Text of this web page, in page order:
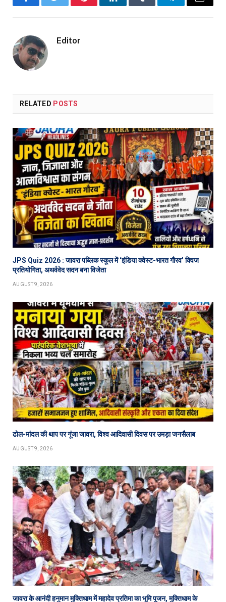
FacebookTwitter PinterestLinkedInTumblr TelegramEmail
Editor
RELATED POSTS
JPS Quiz 2026 : जावरा पब्लिक स्कूल में ‘इंडिया क्वेस्ट-भारत गौरव’ क्विज
प्रतियोगिता, अथर्ववेद सदन बना विजेता
AUGUST 9, 2026
ढोल-मांदल की थाप पर गूंजा जावरा, विश्व आदिवासी दिवस पर उमड़ा जनसैलाब
AUGUST 9, 2026
जावरा के आनंदी हनुमान मुक्तिधाम में महादेव प्रतिमा का भूमि पूजन, मुक्तिधाम के